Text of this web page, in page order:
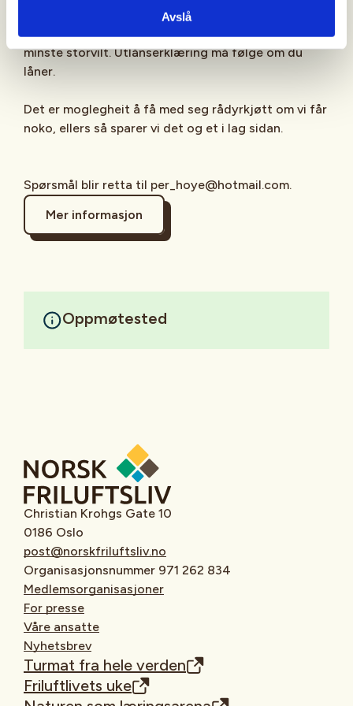
Avslå
og 15 år er sjølvsagt velkomne til å vere med uten
våpen og få vere med på spennande jakt etter vårt
minste storvilt. Utlånserklæring må følge om du
låner.
Det er moglegheit å få med seg rådyrkjøtt om vi får
noko, ellers så sparer vi det og et i lag sidan.
Spørsmål blir retta til per_hoye@hotmail.com.
Mer informasjon
Oppmøtested
Christian Krohgs Gate 10
0186 Oslo
post@norskfriluftsliv.no
Organisasjonsnummer 971 262 834
Medlemsorganisasjoner
For presse
Våre ansatte
Nyhetsbrev
Turmat fra hele verden
Friluftlivets uke